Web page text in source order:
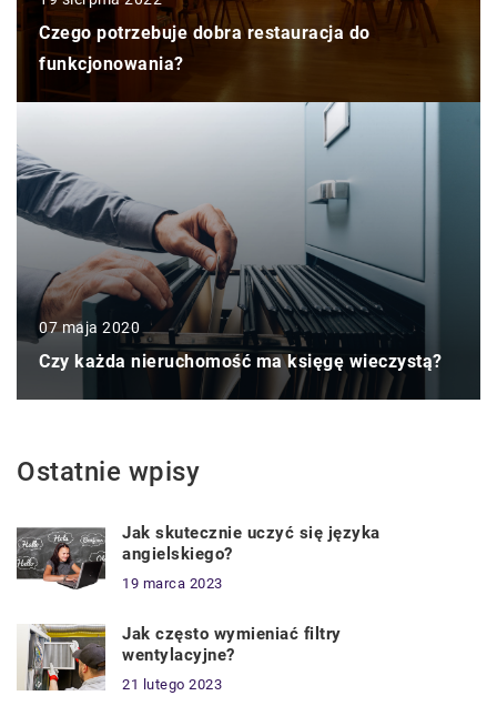
Czego potrzebuje dobra restauracja do
funkcjonowania?
07 maja 2020
Czy każda nieruchomość ma księgę wieczystą?
Ostatnie wpisy
Jak skutecznie uczyć się języka
angielskiego?
19 marca 2023
Jak często wymieniać filtry
wentylacyjne?
21 lutego 2023